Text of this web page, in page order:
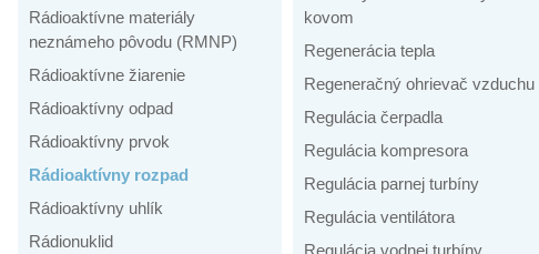
Rádioaktívne materiály
neznámeho pôvodu (RMNP)
Rádioaktívne žiarenie
Rádioaktívny odpad
Rádioaktívny prvok
Rádioaktívny rozpad
Rádioaktívny uhlík
Rádionuklid
kovom
Regenerácia tepla
Regeneračný ohrievač vzduchu
Regulácia čerpadla
Regulácia kompresora
Regulácia parnej turbíny
Regulácia ventilátora